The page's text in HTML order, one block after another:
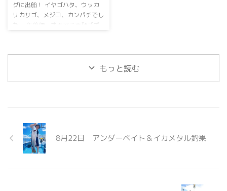
グに出船！⁡ ⁡イヤゴハタ、ウッカ
リカサゴ、メジロ、カンパチ⁡でし
た。⁡ ⁡午後便、オキアミ天秤ズボ
も⁡お問い合わせお待ちしておりま
すm(_ _)m ⁡次回も頑張ります
⁡ ⁡
能です。 【アンダーベ ...
もっと読む
8月22日 アンダーベイト＆イカメタル釣果